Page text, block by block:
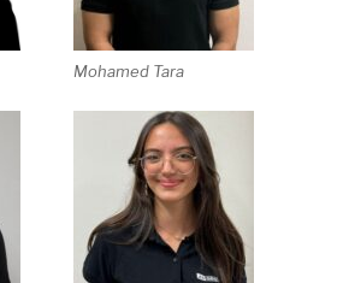
Mohamed Tara